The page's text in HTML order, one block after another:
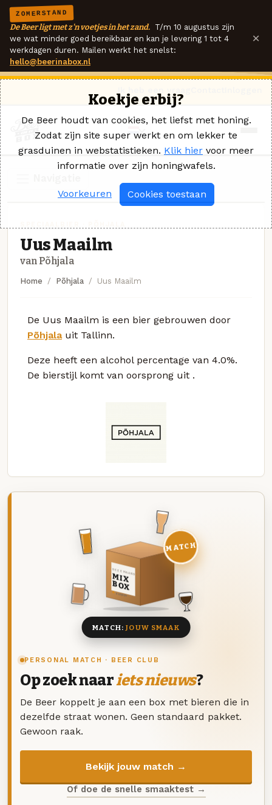
ZOMERSTAND
De Beer ligt met z'n voetjes in het zand. T/m 10 augustus zijn
we wat minder goed bereikbaar en kan je levering 1 tot 4
werkdagen duren. Mailen werkt het snelst:
hello@beerinabox.nl
×
Uus Maailm
van Põhjala
Home Põhjala Uus Maailm
De Uus Maailm is een bier gebrouwen door
Põhjalauit Tallinn.
Deze heeft een alcohol percentage van 4.0%.
De bierstijl komt van oorsprong uit .
PERSONAL MATCH · BEER CLUB
Op zoek naariets nieuws?
De Beer koppelt je aan een box met bieren die in
dezelfde straat wonen. Geen standaard pakket.
Gewoon raak.
Bekijk jouw match →
Of doe de snelle smaaktest →
DEZE MAAND
MIX
BOX
8 BIEREN
MATCH
MATCH:JOUW SMAAK
Koekje erbij?
De Beer houdt van cookies, het liefst met honing.
Zodat zijn site super werkt en om lekker te
grasduinen in webstatistieken. Klik hier voor meer
informatie over zijn honingwafels.
Voorkeuren Cookies toestaan